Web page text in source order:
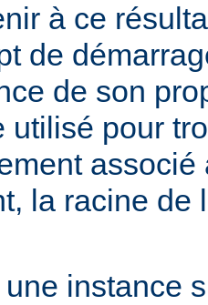
à ce
de
de son
utilisé pour
associé
la racine de
instance